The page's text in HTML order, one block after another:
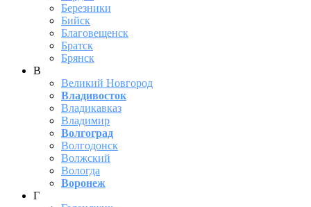
Березники
Бийск
Благовещенск
Братск
Брянск
В
Великий Новгород
Владивосток
Владикавказ
Владимир
Волгоград
Волгодонск
Волжский
Вологда
Воронеж
Г